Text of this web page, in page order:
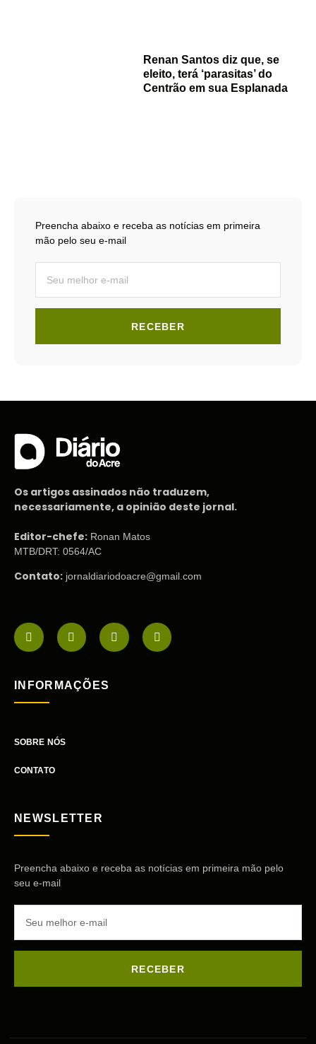
Renan Santos diz que, se
eleito, terá ‘parasitas’ do
Centrão em sua Esplanada
Preencha abaixo e receba as notícias em primeira
mão pelo seu e-mail
RECEBER
Os artigos assinados não traduzem,
necessariamente, a opinião deste jornal.
Editor-chefe: Ronan Matos
MTB/DRT: 0564/AC
Contato: jornaldiariodoacre@gmail.com
INFORMAÇÕES
SOBRE NÓS
CONTATO
NEWSLETTER
Preencha abaixo e receba as notícias em primeira mão pelo
seu e-mail
RECEBER